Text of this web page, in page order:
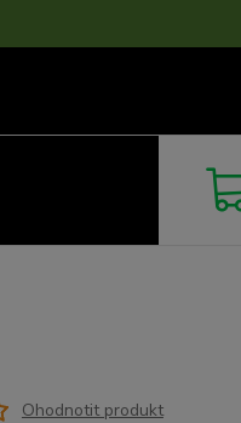
Ohodnotit produkt